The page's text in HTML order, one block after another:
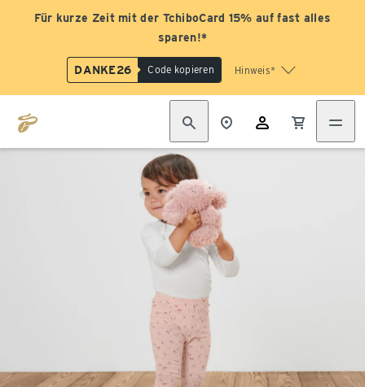
Für kurze Zeit mit der TchiboCard 15% auf fast alles
sparen!*
DANKE26 Code kopieren Hinweis*